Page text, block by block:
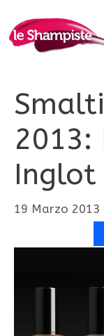
contenuto
2013:
Inglot
19 Marzo 2013